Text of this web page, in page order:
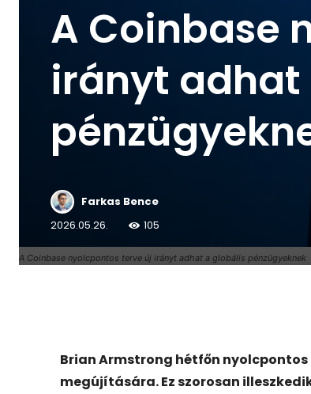
A Coinbase nyolcpontos terve új irányt adhat a globális pénzügyeknek
A Coinbase
irányt
Farkas Bence
2026.05.26.
105
Brian Armstrong hétfőn
megújítására. Ez szorosan